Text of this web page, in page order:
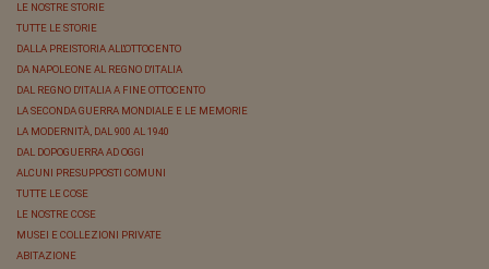
LE NOSTRE STORIE
TUTTE LE STORIE
DALLA PREISTORIA ALL'OTTOCENTO
DA NAPOLEONE AL REGNO D'ITALIA
DAL REGNO D'ITALIA A FINE OTTOCENTO
LA SECONDA GUERRA MONDIALE E LE MEMORIE
LA MODERNITÀ, DAL 900 AL 1940
DAL DOPOGUERRA AD OGGI
ALCUNI PRESUPPOSTI COMUNI
TUTTE LE COSE
LE NOSTRE COSE
MUSEI E COLLEZIONI PRIVATE
ABITAZIONE